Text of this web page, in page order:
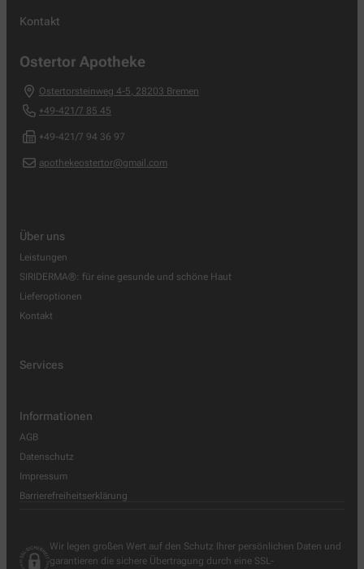
Kontakt
Ostertor Apotheke
Ostertorsteinweg 4-5 28203 Bremen
+49-421/7 85 45
+49-421/7 94 36 97
apothekeostertor@gmail.com
Über uns
Leistungen
SIRIDERMA®: für eine gesunde und schöne Haut
Lieferoptionen
Kontakt
Services
Informationen
AGB
Datenschutz
Impressum
Barrierefreiheitserklärung
Wir legen großen Wert auf den Schutz Ihrer persönlichen Daten und
garantieren die sichere Übertragung durch eine SSL-